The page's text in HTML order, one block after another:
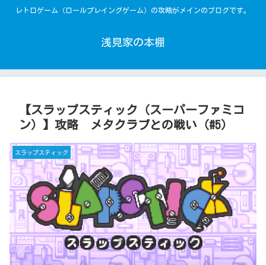
レトロゲーム（ロールプレイングゲーム）の攻略がメインのブログです。
浅見家の本棚
【スラップスティック（スーパーファミコ
ン）】攻略 メタクラブとの戦い（#5）
スラップスティック